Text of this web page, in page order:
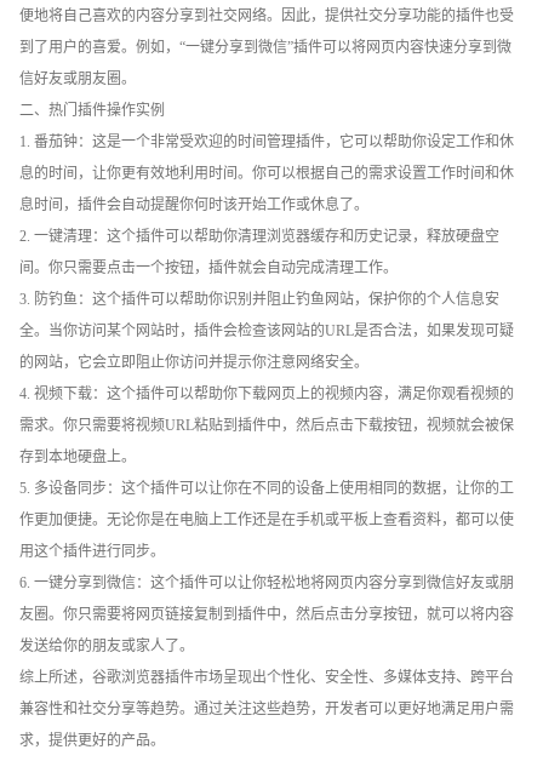
便地将自己喜欢的内容分享到社交网络。因此，提供社交分享功能的插件也受
到了用户的喜爱。例如，“一键分享到微信”插件可以将网页内容快速分享到微
信好友或朋友圈。
二、热门插件操作实例
1. 番茄钟：这是一个非常受欢迎的时间管理插件，它可以帮助你设定工作和休
息的时间，让你更有效地利用时间。你可以根据自己的需求设置工作时间和休
息时间，插件会自动提醒你何时该开始工作或休息了。
2. 一键清理：这个插件可以帮助你清理浏览器缓存和历史记录，释放硬盘空
间。你只需要点击一个按钮，插件就会自动完成清理工作。
3. 防钓鱼：这个插件可以帮助你识别并阻止钓鱼网站，保护你的个人信息安
全。当你访问某个网站时，插件会检查该网站的URL是否合法，如果发现可疑
的网站，它会立即阻止你访问并提示你注意网络安全。
4. 视频下载：这个插件可以帮助你下载网页上的视频内容，满足你观看视频的
需求。你只需要将视频URL粘贴到插件中，然后点击下载按钮，视频就会被保
存到本地硬盘上。
5. 多设备同步：这个插件可以让你在不同的设备上使用相同的数据，让你的工
作更加便捷。无论你是在电脑上工作还是在手机或平板上查看资料，都可以使
用这个插件进行同步。
6. 一键分享到微信：这个插件可以让你轻松地将网页内容分享到微信好友或朋
友圈。你只需要将网页链接复制到插件中，然后点击分享按钮，就可以将内容
发送给你的朋友或家人了。
综上所述，谷歌浏览器插件市场呈现出个性化、安全性、多媒体支持、跨平台
兼容性和社交分享等趋势。通过关注这些趋势，开发者可以更好地满足用户需
求，提供更好的产品。